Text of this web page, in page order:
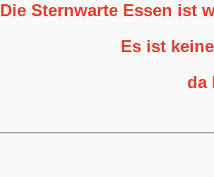
Die Sternwarte Essen ist
Es ist
da